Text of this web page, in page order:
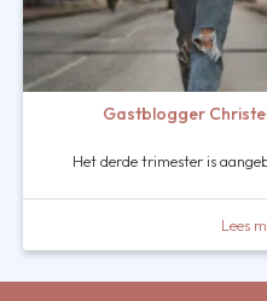
Gastblogger
Het derde trimester is
Lees